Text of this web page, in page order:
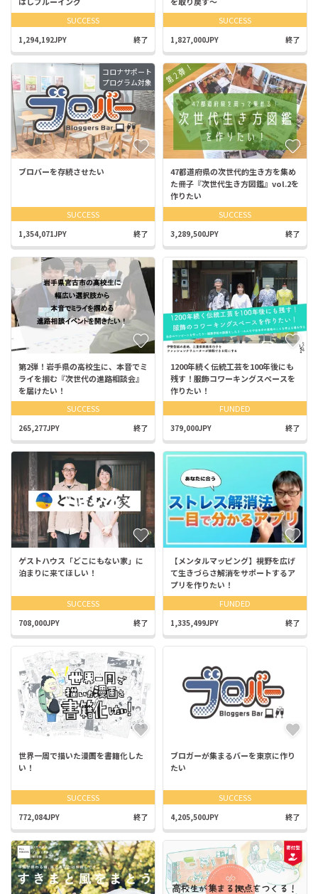
SUCCESS
1,294,192JPY 終了
SUCCESS
1,827,000JPY 終了
コロナサポート
プログラム対象
ブロバーを存続させたい
SUCCESS
1,354,071JPY 終了
47都道府県の次世代的生き方を集め
た冊子『次世代生き方図鑑』vol.2を
作りたい
SUCCESS
3,289,500JPY 終了
第2弾！岩手県の高校生に、本音でミ
ライを掴む『次世代の進路相談会』
を届けたい！
SUCCESS
265,277JPY 終了
1200年続く伝統工芸を100年後にも
残す！服飾コワーキングスペースを
作りたい！
FUNDED
379,000JPY 終了
ゲストハウス「どこにもない家」に
泊まりに来てほしい！
SUCCESS
708,000JPY 終了
【メンタルマッピング】視野を広げ
て生きづらさ解消をサポートするア
プリを作りたい！
FUNDED
1,335,499JPY 終了
世界一周で描いた漫画を書籍化した
い！
SUCCESS
772,084JPY 終了
ブロガーが集まるバーを東京に作り
たい
SUCCESS
4,205,500JPY 終了